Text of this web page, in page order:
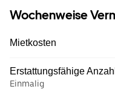
Wochenweise
Mietkosten
Erstattungsfähige
Einmalig